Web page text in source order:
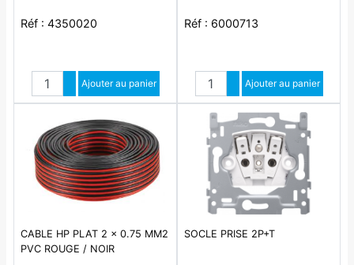
Réf : 4350020
Quantité
Augmenter quantité
Diminuer quantité
Ajouter au panier
Réf : 6000713
Quantité
Augmenter quantité
Diminuer quantité
Ajouter au panier
CABLE HP PLAT 2 x 0.75 MM2
PVC ROUGE / NOIR
SOCLE PRISE 2P+T